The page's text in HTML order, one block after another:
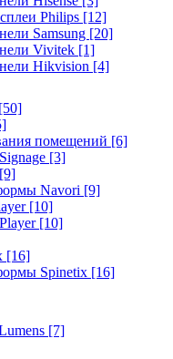
Philips [12]
Samsung [20]
Vivitek [1]
Hikvision [4]
[50]
помещений [6]
[3]
[9]
Navori [9]
[10]
[10]
[16]
Spinetix [16]
[7]